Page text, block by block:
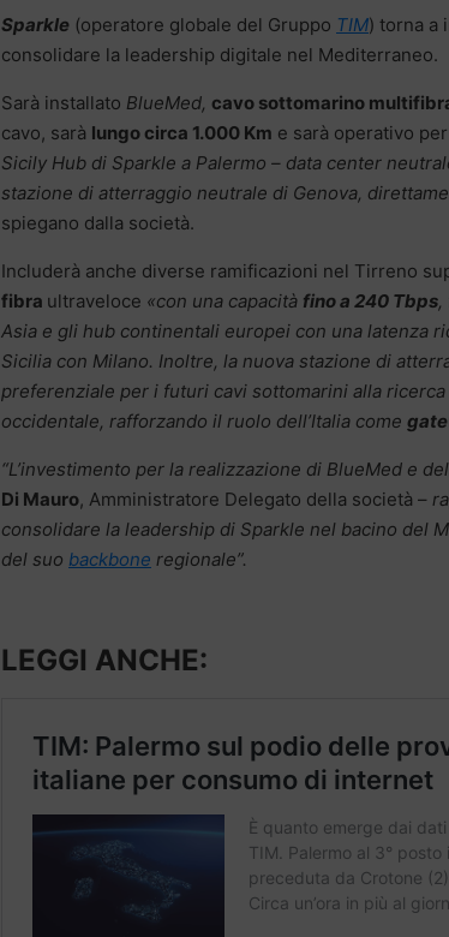
Sparkle (operatore globale del Gruppo TIM) torna a
consolidare la leadership digitale nel Mediterraneo.
Sarà installato BlueMed, cavo sottomarino
cavo, sarà lungo circa 1.000 Km e sarà operativo
Sicily Hub di Sparkle a Palermo – data center
stazione di atterraggio neutrale di Genova,
spiegano dalla società.
Includerà anche diverse ramificazioni nel Tirreno
fibra ultraveloce «con una capacità fino a 240 Tbps,
Asia e gli hub continentali europei con una latenza
Sicilia con Milano. Inoltre, la nuova stazione di
preferenziale per i futuri cavi sottomarini alla
occidentale, rafforzando il ruolo dell’Italia come
“L’investimento per la realizzazione di BlueMed e
Di Mauro, Amministratore Delegato della società –
consolidare la leadership di Sparkle nel bacino del
del suo backbone regionale”.
LEGGI ANCHE: